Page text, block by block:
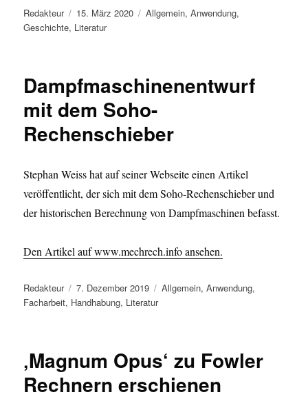
Autor
Redakteur
Veröffentlicht
am
15. März 2020 Kategorien
Allgemein,Anwendung,
Geschichte, Literatur
Dampfmaschinenentwurf
mit dem Soho-
Rechenschieber
Stephan Weiss hat auf seiner Webseite einen Artikel
veröffentlicht, der sich mit dem Soho-Rechenschieber und
der historischen Berechnung von Dampfmaschinen befasst.
Den Artikel auf www.mechrech.info ansehen.
Autor
Redakteur
Veröffentlicht
am
7. Dezember 2019 Kategorien
Allgemein,Anwendung,
Facharbeit, Handhabung, Literatur
‚Magnum Opus‘ zu Fowler
Rechnern erschienen